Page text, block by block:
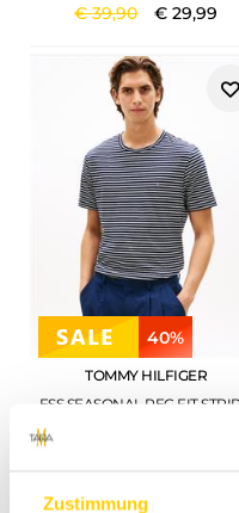
Zustimmung
€39,90 €29,99
40%
TOMMY HILFIGER